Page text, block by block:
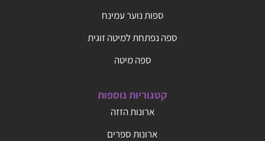
ספות נוער עמינח
ספה נפתחת למיטה זוגית
ספה מיטה
קטגוריות נוספות
ארונות הזזה
ארונות ספרים